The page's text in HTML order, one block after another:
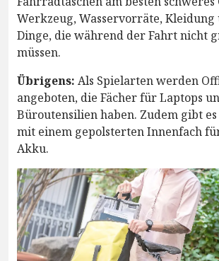
Werkzeug, Wasservorräte,
Dinge, die während der Fahrt nicht
müssen.
Übrigens: Als Spielarten werden
angeboten, die Fächer für Laptops
Büroutensilien haben. Zudem gibt es
mit einem gepolsterten Innenfach
Akku.